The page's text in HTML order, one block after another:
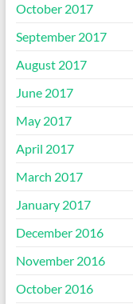
October 2017
September 2017
August 2017
June 2017
May 2017
April 2017
March 2017
January 2017
December 2016
November 2016
October 2016